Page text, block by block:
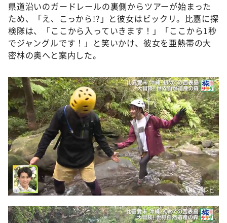
県道沿いのガードレールの裏側からツアーが始まった
ため、「え、こっから!?」と彼女はビックリ。比嘉に探
検隊は、「ここから入っていきます！」「ここから1秒
でジャングルです！」と笑いかけ、彼女を亜熱帯の大
密林の奥へと案内した。
©️ABCテレビ